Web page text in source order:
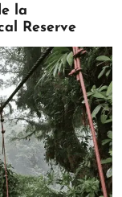
la
Reserve